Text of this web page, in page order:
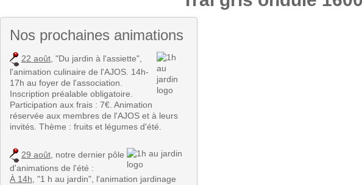
Nos prochaines animations
22 août, "Du jardin à l'assiette",
l'animation culinaire de l'AJOS. 14h-
17h au foyer de l'association.
Inscription préalable obligatoire.
Participation aux frais : 7€. Animation
réservée aux membres de l'AJOS et à leurs
invités. Thème : fruits et légumes d'été.
29 août, notre dernier pôle
d'animations de l'été :
À 14h , "1 h au jardin", l'animation jardinage